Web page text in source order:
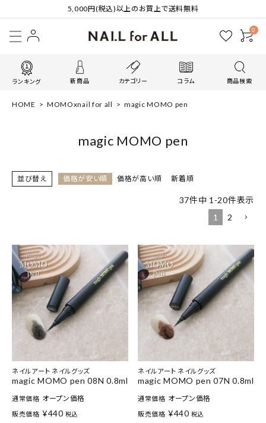
5,000円(税込)以上のお買上で送料無料
0
ランキング 新商品 カテゴリー コラム 商品検索
HOME MOMOxnail for all magic MOMO pen
magic MOMO pen
並び替え 価格が安い順 価格が高い順 新着順
37件中 1 -20件表示
1
2
ネイルアート ネイルグッズ
magic MOMO pen 08N 0.8ml
通常価格 オープン価格
販売価格 ¥440 税込
ネイルアート ネイルグッズ
magic MOMO pen 07N 0.8ml
通常価格 オープン価格
販売価格 ¥440 税込